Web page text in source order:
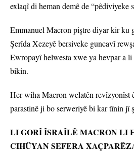
exlaqî di heman demê de “pêdiviyeke
Emmanuel Macron piştre diyar kir ku
Şerîda Xezeyê bersiveke guncavî
Ewropayî helwesta xwe ya hevpar a
bikin.
Her wiha Macron welatên revîzyonîst
parastinê ji bo serweriyê bi kar tînin jî
LI GORÎ ÎSRAÎLÊ MACRON LI
CIHÛYAN SEFERA